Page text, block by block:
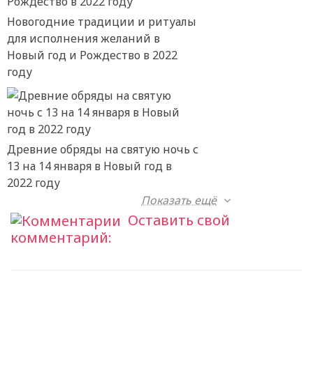
Новогодние традиции и ритуалы
для исполнения желаний в
Новый год и Рождество в 2022
году
Древние обряды на святую ночь с
13 на 14 января в Новый год в
2022 году
Показать ещё
Оставить свой
комментарий: